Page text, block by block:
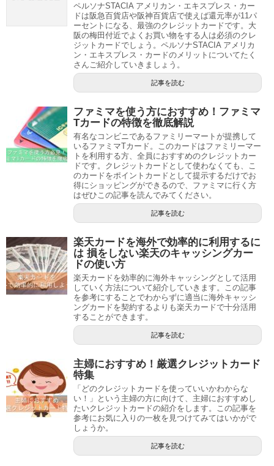
ペルソナSTACIA アメリカン・エキスプレス・カー
ドは阪急百貨店や阪神百貨店で使えば還元率が11パ
ーセントになる、最強のクレジットカードです。大
阪の梅田付近でよくお買い物をする人は必須のクレ
ジットカードでしょう。ペルソナSTACIA アメリカ
ン・エキスプレス・カードのメリットについてたく
さんご紹介していきましょう。
記事を読む
ファミマを使う方におすすめ！ファミマ
Tカードの特徴を徹底解説
有名なコンビニであるファミリーマートが提携して
いるファミマTカード。このカードはファミリーマー
トを利用する方、全員におすすめのクレジットカー
ドです。クレジットカードとして使わなくても、こ
のカードをポイントカードとして提示するだけでお
得にショッピングができるので、ファミマに行く方
はぜひこの記事を読んでみてください。
記事を読む
楽天カードを海外で効率的に利用するに
は 損をしない楽天のキャッシングカー
ドの使い方
楽天カードを効率的に海外キャッシングとして活用
していく方法について紹介していきます。この記事
を参考にすることでわからずに適当に海外キャッシ
ングカードを契約するよりも楽天カードで十分活用
することができます。
記事を読む
主婦におすすめ！厳選クレジットカード
特集
「どのクレジットカードを使っていいかわからな
い！」という主婦の方に向けて、主婦におすすめし
たいクレジットカードの紹介をします。この記事を
参考にお気に入りの一枚を見つけてみてはいかがで
しょうか。
記事を読む